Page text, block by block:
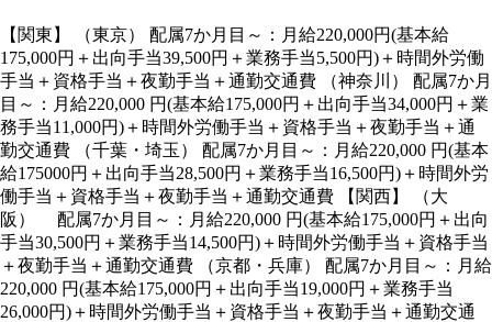
【関東】 （東京） 配属7か月目～：月給220,000円(基本給
175,000円＋出向手当39,500円＋業務手当5,500円)＋時間外労働
手当＋資格手当＋夜勤手当＋通勤交通費 （神奈川） 配属7か月
目～：月給220,000 円(基本給175,000円＋出向手当34,000円＋業
務手当11,000円)＋時間外労働手当＋資格手当＋夜勤手当＋通
勤交通費 （千葉・埼玉） 配属7か月目～：月給220,000 円(基本
給175000円＋出向手当28,500円＋業務手当16,500円)＋時間外労
働手当＋資格手当＋夜勤手当＋通勤交通費 【関西】 （大
阪） 配属7か月目～：月給220,000 円(基本給175,000円＋出向
手当30,500円＋業務手当14,500円)＋時間外労働手当＋資格手当
＋夜勤手当＋通勤交通費 （京都・兵庫） 配属7か月目～：月給
220,000 円(基本給175,000円＋出向手当19,000円＋業務手当
26,000円)＋時間外労働手当＋資格手当＋夜勤手当＋通勤交通